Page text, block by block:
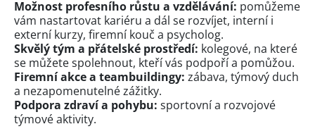
Možnost profesního růstu a vzdělávání: pomůžeme
vám nastartovat kariéru a dál se rozvíjet, interní i
externí kurzy, firemní kouč a psycholog.
Skvělý tým a přátelské prostředí: kolegové, na které
se můžete spolehnout, kteří vás podpoří a pomůžou.
Firemní akce a teambuildingy: zábava, týmový duch
a nezapomenutelné zážitky.
Podpora zdraví a pohybu: sportovní a rozvojové
týmové aktivity.